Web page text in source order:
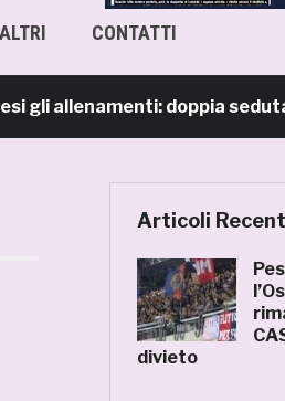
ALTRI CONTATTI
allenamenti: doppia seduta al
Articoli
divieto